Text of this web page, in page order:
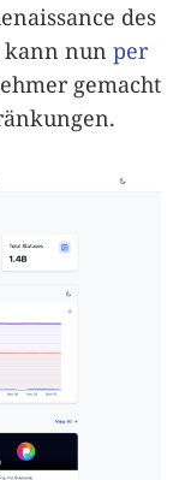
des
kann nun per
gemacht